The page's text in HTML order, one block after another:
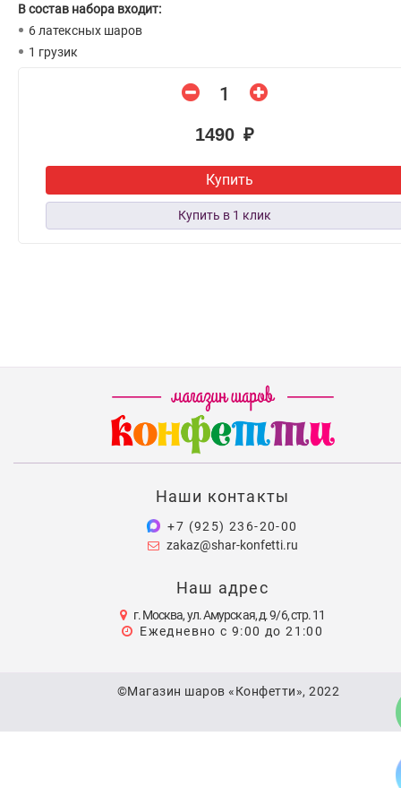
В состав набора входит:
6 латексных шаров
1 грузик
1490 ₽
Купить
Наши контакты
+7 (925) 236-20-00
zakaz@shar-konfetti.ru
Наш адрес
г. Москва, ул. Амурская, д. 9/6, стр. 11
Ежедневно с 9:00 до 21:00
©Магазин шаров «Конфетти», 2022